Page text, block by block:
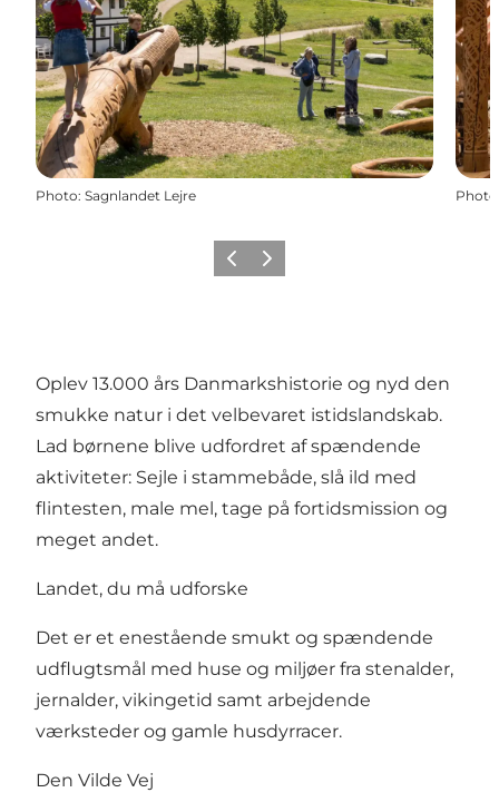
Photo: Sagnlandet Lejre Photo
Previous
Next
Oplev 13.000 års Danmarkshistorie og nyd den
smukke natur i det velbevaret istidslandskab.
Lad børnene blive udfordret af spændende
aktiviteter: Sejle i stammebåde, slå ild med
flintesten, male mel, tage på fortidsmission og
meget andet.
Landet, du må udforske
Det er et enestående smukt og spændende
udflugtsmål med huse og miljøer fra stenalder,
jernalder, vikingetid samt arbejdende
værksteder og gamle husdyrracer.
Den Vilde Vej